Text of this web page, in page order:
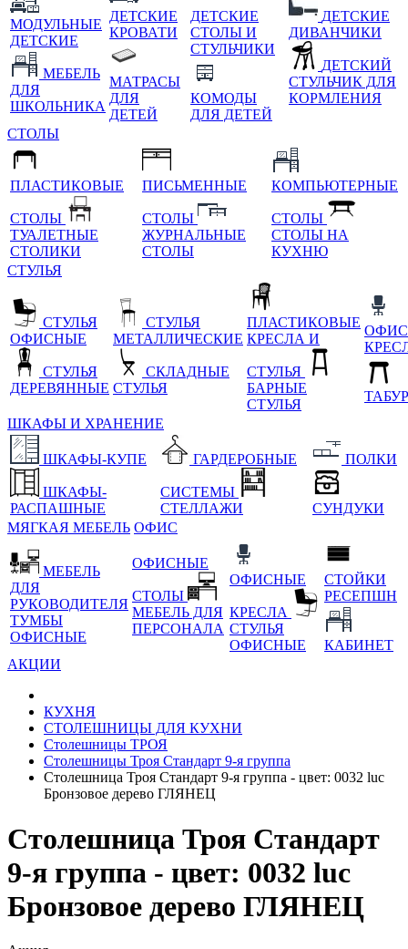
МОДУЛЬНЫЕ
ДЕТСКИЕ
МЕБЕЛЬ
ДЛЯ
ШКОЛЬНИКА
ДЕТСКИЕ
КРОВАТИ
МАТРАСЫ
ДЛЯ
ДЕТЕЙ
ДЕТСКИЕ
СТОЛЫ И
СТУЛЬЧИКИ
КОМОДЫ
ДЛЯ ДЕТЕЙ
ДЕТСКИЕ
ДИВАНЧИКИ
ДЕТСКИЙ
СТУЛЬЧИК ДЛЯ
КОРМЛЕНИЯ
СТОЛЫ
ПЛАСТИКОВЫЕ
СТОЛЫ
ТУАЛЕТНЫЕ
СТОЛИКИ
ПИСЬМЕННЫЕ
СТОЛЫ
ЖУРНАЛЬНЫЕ
СТОЛЫ
КОМПЬЮТЕРНЫЕ
СТОЛЫ
СТОЛЫ НА
КУХНЮ
СТУЛЬЯ
СТУЛЬЯ
ОФИСНЫЕ
СТУЛЬЯ
ДЕРЕВЯННЫЕ
СТУЛЬЯ
МЕТАЛЛИЧЕСКИЕ
СКЛАДНЫЕ
СТУЛЬЯ
ПЛАСТИКОВЫЕ
КРЕСЛА И
СТУЛЬЯ
БАРНЫЕ
СТУЛЬЯ
ШКАФЫ И ХРАНЕНИЕ
ШКАФЫ-КУПЕ
ШКАФЫ-
РАСПАШНЫЕ
ГАРДЕРОБНЫЕ
СИСТЕМЫ
СТЕЛЛАЖИ
ПОЛКИ
СУНДУКИ
МЯГКАЯ МЕБЕЛЬ ОФИС
МЕБЕЛЬ
ДЛЯ
РУКОВОДИТЕЛЯ
ТУМБЫ
ОФИСНЫЕ
ОФИСНЫЕ
СТОЛЫ
МЕБЕЛЬ ДЛЯ
ПЕРСОНАЛА
ОФИСНЫЕ
КРЕСЛА
СТУЛЬЯ
ОФИСНЫЕ
СТОЙКИ
РЕСЕПШН
КАБИНЕТ
АКЦИИ
КУХНЯ
СТОЛЕШНИЦЫ ДЛЯ КУХНИ
Столешницы ТРОЯ
Столешницы Троя Стандарт 9-я группа
Столешница Троя Стандарт 9-я группа - цвет: 0032 luc
Бронзовое дерево ГЛЯНЕЦ
Столешница Троя Стандарт
9-я группа - цвет: 0032 luc
Бронзовое дерево ГЛЯНЕЦ